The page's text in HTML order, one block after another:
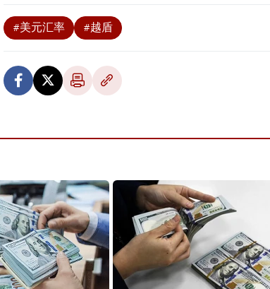
#美元汇率 #越盾